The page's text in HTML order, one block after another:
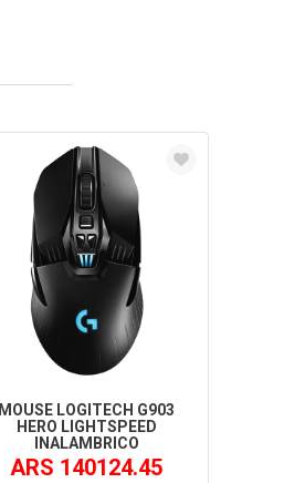
MOUSE LOGITECH G903
HERO LIGHTSPEED
INALAMBRICO
ARS 140124.45